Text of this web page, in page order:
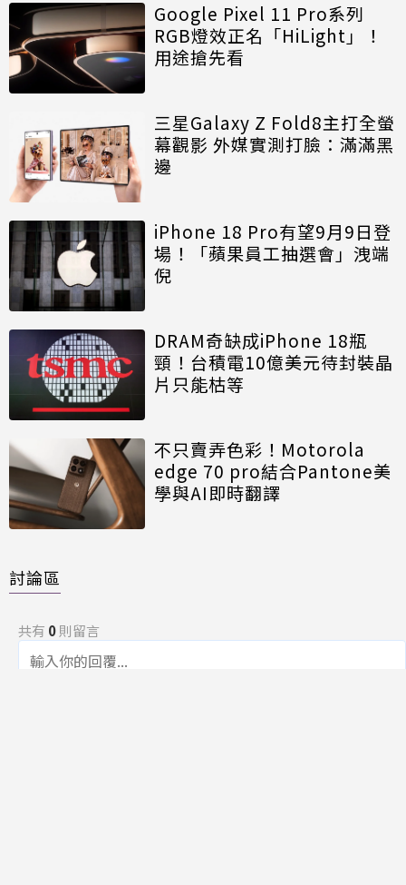
Google Pixel 11 Pro系列
RGB燈效正名「HiLight」！
用途搶先看
三星Galaxy Z Fold8主打全螢
幕觀影 外媒實測打臉：滿滿黑
邊
iPhone 18 Pro有望9月9日登
場！「蘋果員工抽選會」洩端
倪
DRAM奇缺成iPhone 18瓶
頸！台積電10億美元待封裝晶
片只能枯等
不只賣弄色彩！Motorola
edge 70 pro結合Pantone美
學與AI即時翻譯
討論區
共有 0則留言